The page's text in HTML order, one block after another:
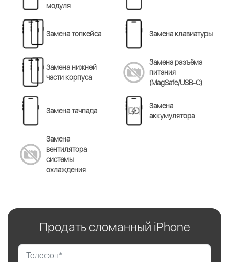
модуля
Замена топкейса Замена клавиатуры
Замена нижней
части корпуса
Замена разъёма
питания
(MagSafe/USB-C)
Замена тачпада
Замена
аккумулятора
Замена
вентилятора
системы
охлаждения
Продать сломанный iPhone